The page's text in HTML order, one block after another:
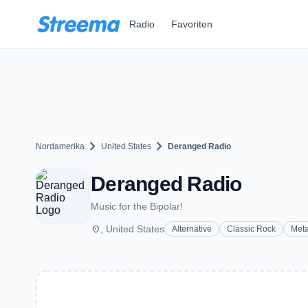
Radio Favoriten
Nordamerika chevron_right United States chevron_right Deranged Radio
Deranged Radio
Music for the Bipolar!
place , United States Alternative Classic Rock